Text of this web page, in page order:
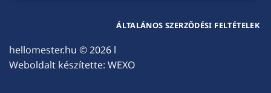
hellomester.hu © 2026 l
Weboldalt készítette: WEXO
ÁLTALÁNOS SZERZŐDÉSI FELTÉTELEK